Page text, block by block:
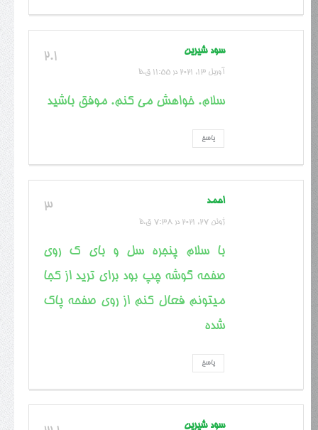
2.1 سود شیرین
آوریل 13, 2021 در 11:55 ق.ظ
سلام. خواهش می کنم. موفق باشید
پاسخ
3 احمد
ژوئن 27, 2021 در 7:38 ق.ظ
با سلام پنجره سل و بای ک روی
صفحه گوشه چپ بود برای ترید از کجا
میتونم فعال کنم از روی صفحه پاک
شده
پاسخ
سود شیرین